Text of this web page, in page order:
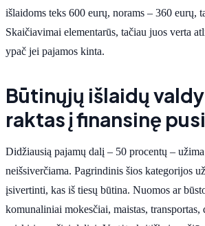
išlaidoms teks 600 eurų, norams – 360 eurų,
Skaičiavimai elementarūs, tačiau juos verta
ypač jei pajamos kinta.
Būtinųjų išlaidų
raktas į finansinę
Didžiausią pajamų dalį – 50 procentų –
neišsiverčiama. Pagrindinis šios kategorijos
įsivertinti, kas iš tiesų būtina. Nuomos ar
komunaliniai mokesčiai, maistas, transportas,